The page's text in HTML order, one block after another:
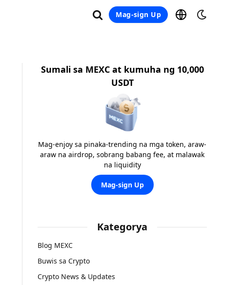
Mag-sign Up
Sumali sa MEXC at kumuha ng 10,000
USDT
Mag-enjoy sa pinaka-trending na mga token, araw-
araw na airdrop, sobrang babang fee, at malawak
na liquidity
Mag-sign Up
Kategorya
Blog MEXC
Buwis sa Crypto
Crypto News & Updates